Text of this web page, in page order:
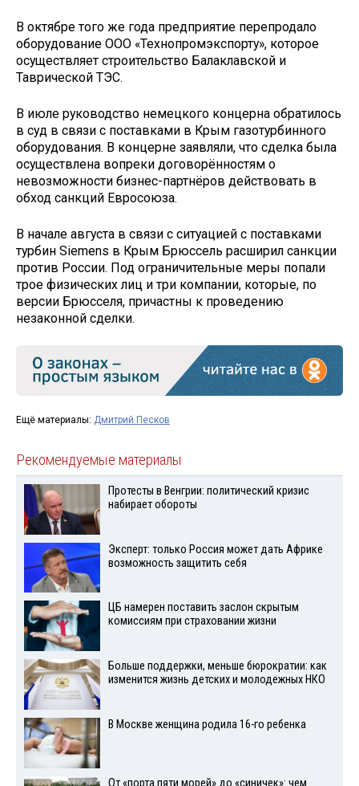
В октябре того же года предприятие перепродало
оборудование ООО «Технопромэкспорту», которое
осуществляет строительство Балаклавской и
Таврической ТЭС.
В июле руководство немецкого концерна обратилось
в суд в связи с поставками в Крым газотурбинного
оборудования. В концерне заявляли, что сделка была
осуществлена вопреки договорённостям о
невозможности бизнес-партнёров действовать в
обход санкций Евросоюза.
В начале августа в связи с ситуацией с поставками
турбин Siemens в Крым Брюссель расширил санкции
против России. Под ограничительные меры попали
трое физических лиц и три компании, которые, по
версии Брюсселя, причастны к проведению
незаконной сделки.
Ещё материалы: Дмитрий Песков
Рекомендуемые материалы
Протесты в Венгрии: политический кризис
набирает обороты
Эксперт: только Россия может дать Африке
возможность защитить себя
ЦБ намерен поставить заслон скрытым
комиссиям при страховании жизни
Больше поддержки, меньше бюрократии: как
изменится жизнь детских и молодежных НКО
В Москве женщина родила 16-го ребенка
От «порта пяти морей» до «синичек»: чем